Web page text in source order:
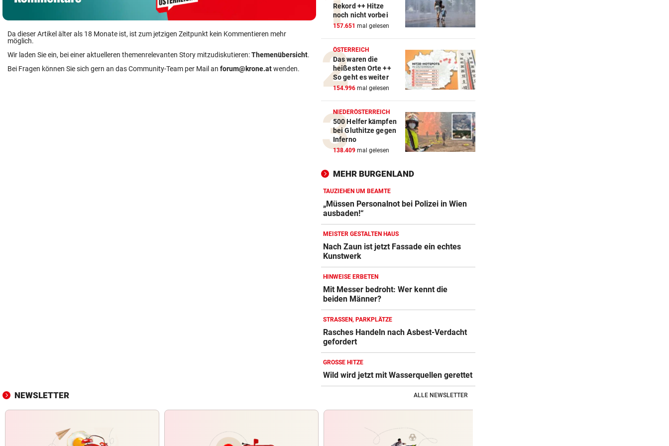
Da dieser Artikel älter als 18 Monate ist, ist zum jetzigen Zeitpunkt kein Kommentieren mehr
möglich.
Wir laden Sie ein, bei einer aktuelleren themenrelevanten Story mitzudiskutieren:Themenübersicht.
Bei Fragen können Sie sich gern an das Community-Team per Mail an forum@krone.atwenden.
Rekord ++ Hitze
noch nicht vorbei
157.651 mal gelesen
ÖSTERREICH
Das waren die
heißesten Orte ++
So geht es weiter
154.996 mal gelesen
NIEDERÖSTERREICH
500 Helfer kämpfen
bei Gluthitze gegen
Inferno
138.409 mal gelesen
MEHR BURGENLAND
TAUZIEHEN UM BEAMTE
„Müssen Personalnot bei Polizei in Wien
ausbaden!“
MEISTER GESTALTEN HAUS
Nach Zaun ist jetzt Fassade ein echtes
Kunstwerk
HINWEISE ERBETEN
Mit Messer bedroht: Wer kennt die
beiden Männer?
STRASSEN, PARKPLÄTZE
Rasches Handeln nach Asbest-Verdacht
gefordert
GROSSE HITZE
Wild wird jetzt mit Wasserquellen gerettet
NEWSLETTER ALLE NEWSLETTER